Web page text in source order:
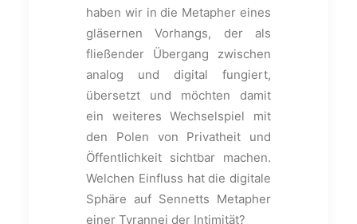
haben wir in die Metapher eines
gläsernen Vorhangs, der als
fließender Übergang zwischen
analog und digital fungiert,
übersetzt und möchten damit
ein weiteres Wechselspiel mit
den Polen von Privatheit und
Öffentlichkeit sichtbar machen.
Welchen Einfluss hat die digitale
Sphäre auf Sennetts Metapher
einer Tyrannei der Intimität?